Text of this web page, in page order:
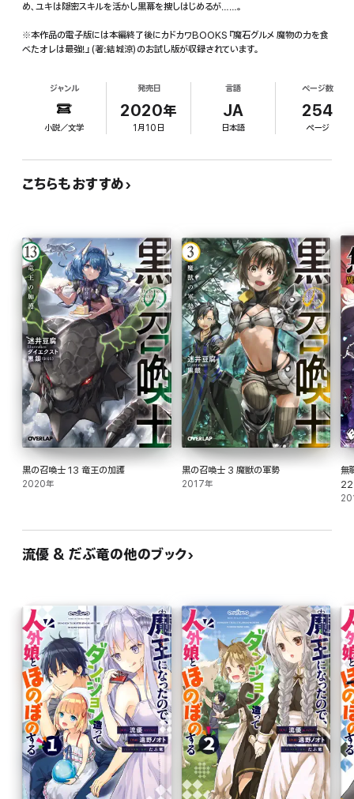
め、ユキは隠密スキルを活かし黒幕を捜しはじめるが……。
※本作品の電子版には本編終了後にカドカワBOOKS『魔石グルメ 魔物の力を食
べたオレは最強!』(著:結城涼)のお試し版が収録されています。
ジャンル
小説／文学
発売日
2020年
1月10日
言語
JA
日本語
ページ数
254
ページ
こちらもおすすめ
黒の召喚士 13 竜王の加護
2020年
黒の召喚士 3 魔獣の軍勢
2017年
無
22
流優 & だぶ竜の他のブック